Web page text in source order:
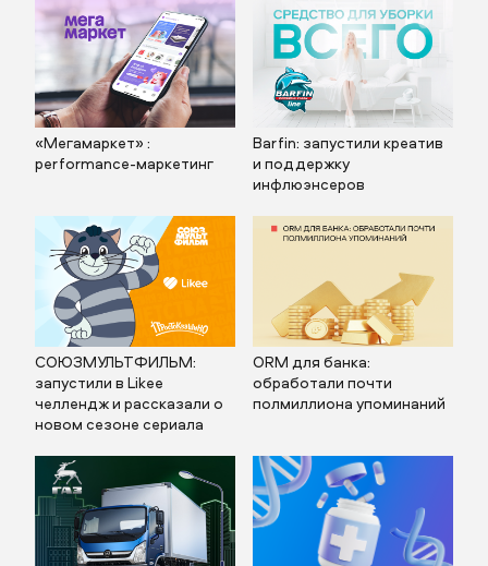
«Мегамаркет» :
performance-маркетинг
Barfin: запустили креатив
и поддержку
инфлюэнсеров
СОЮЗМУЛЬТФИЛЬМ:
запустили в Likee
челлендж и рассказали о
новом сезоне сериала
ORM для банка:
обработали почти
полмиллиона упоминаний